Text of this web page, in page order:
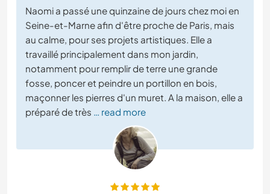
Naomi a passé une quinzaine de jours chez moi en
Seine-et-Marne afin d'être proche de Paris, mais
au calme, pour ses projets artistiques. Elle a
travaillé principalement dans mon jardin,
notamment pour remplir de terre une grande
fosse, poncer et peindre un portillon en bois,
maçonner les pierres d'un muret. A la maison, elle a
préparé de très … read more